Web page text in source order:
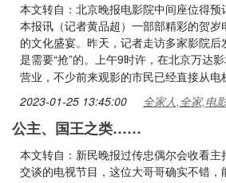
本文转自：北京晚报电影院中间座位得
本报讯（记者黄品超）一部部精彩的贺岁
的文化盛宴。昨天，记者走访多家影院
是需要“抢”的。上午9时许，在北京万达
营业，不少前来观影的市民已经直接从电
2023-01-25 13:45:00 全家人,全家,电
公主、国王之类……
本文转自：新民晚报过传忠偶尔会收看
交谈的电视节目，这位大哥哥确实不错，